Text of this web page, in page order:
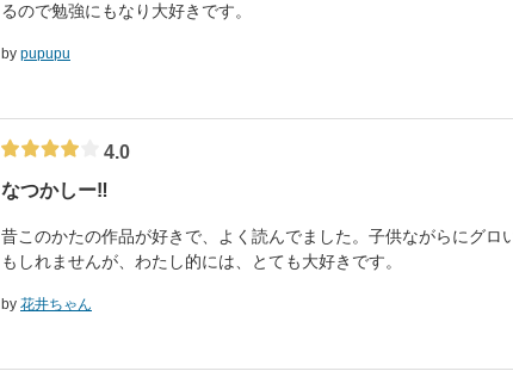
るので勉強にもなり大好きです。
by pupupu
4.0
なつかしー‼️
昔このかたの作品が好きで、よく読んでました。子供ながらにグ
もしれませんが、わたし的には、とても大好きです。
by 花井ちゃん